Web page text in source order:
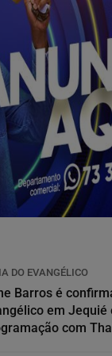
DO EVANGÉLICO
Barros é
em Jequié
com